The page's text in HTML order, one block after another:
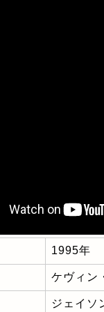
1995年
ケヴィン
ジェイソ